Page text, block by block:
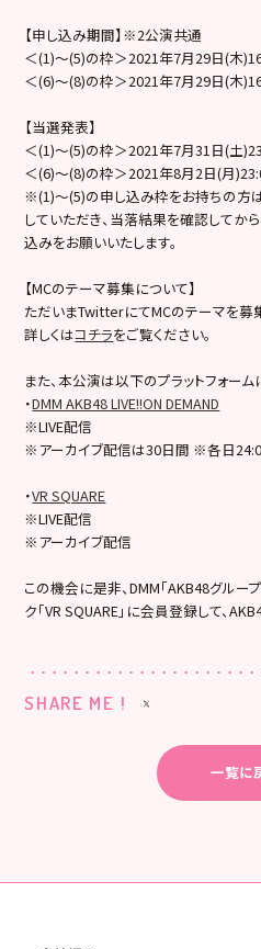
【申し込み期間】※2公演共通
＜(1)～(5)の枠＞2021年7月29日(木
＜(6)～(8)の枠＞2021年7月29日(木
【当選発表】
＜(1)～(5)の枠＞2021年7月31日(土
＜(6)～(8)の枠＞2021年8月2日(月
※(1)～(5)の申し込み枠をお持ちの方
していただき、当落結果を確認してか
込みをお願いいたします。
【MCのテーマ募集について】
ただいまTwitterにてMCのテーマを募
詳しくはコチラをご覧ください。
また、本公演は以下のプラットフォーム
・DMM AKB48 LIVE!!ON DEMAND
※LIVE配信
※アーカイブ配信は30日間 ※各日
・VR SQUARE
※LIVE配信
※アーカイブ配信
この機会に是非、DMM「AKB48グループ
ク「VR SQUARE」に会員登録して、
SHARE ME !
一覧に